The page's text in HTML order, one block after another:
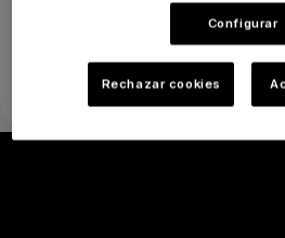
Configurar
Rechazar cookies